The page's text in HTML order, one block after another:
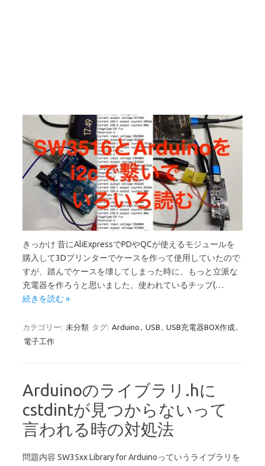
きっかけ 昔にAliExpressでPDやQCが使えるモジュールを
購入して3Dプリンターでケースを作って使用していたので
すが、踏んでケースを壊してしまった時に、もっと立派な
充電器を作ろうと思いました。使われているチップ(…
続きを読む »
カテゴリー: 未分類 タグ: Arduino USB USB充電器BOX作成
電子工作
Arduinoのライブラリ.hに
cstdintが見つからないって
言われる時の対処法
問題内容 SW35xx Library for Arduinoっていうライブラリを